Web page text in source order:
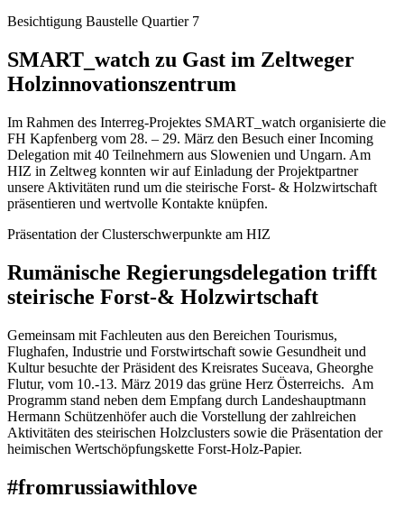
Besichtigung Baustelle Quartier 7
SMART_watch zu Gast im Zeltweger
Holzinnovationszentrum
Im Rahmen des Interreg-Projektes SMART_watch organisierte die
FH Kapfenberg vom 28. – 29. März den Besuch einer Incoming
Delegation mit 40 Teilnehmern aus Slowenien und Ungarn. Am
HIZ in Zeltweg konnten wir auf Einladung der Projektpartner
unsere Aktivitäten rund um die steirische Forst- & Holzwirtschaft
präsentieren und wertvolle Kontakte knüpfen.
Präsentation der Clusterschwerpunkte am HIZ
Rumänische Regierungsdelegation trifft
steirische Forst-& Holzwirtschaft
Gemeinsam mit Fachleuten aus den Bereichen Tourismus,
Flughafen, Industrie und Forstwirtschaft sowie Gesundheit und
Kultur besuchte der Präsident des Kreisrates Suceava, Gheorghe
Flutur, vom 10.-13. März 2019 das grüne Herz Österreichs. Am
Programm stand neben dem Empfang durch Landeshauptmann
Hermann Schützenhöfer auch die Vorstellung der zahlreichen
Aktivitäten des steirischen Holzclusters sowie die Präsentation der
heimischen Wertschöpfungskette Forst-Holz-Papier.
#fromrussiawithlove